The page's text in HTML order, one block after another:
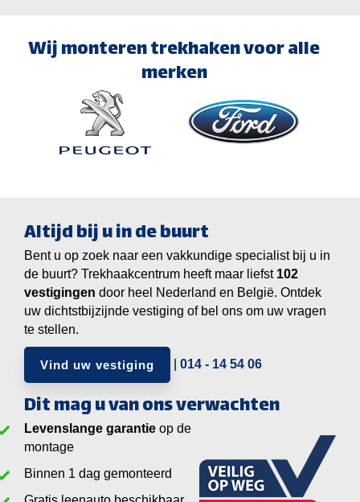
Wij monteren trekhaken voor alle
merken
Altijd bij u in de buurt
Bent u op zoek naar een vakkundige specialist bij u in
de buurt? Trekhaakcentrum heeft maar liefst
vestigingen door heel Nederland en België. Ontdek
uw dichtstbijzijnde vestiging of bel ons om uw vragen
te stellen.
Vind uw vestiging 014 - 14 54 06
Dit mag u van ons verwachten
Levenslange garantie op de
montage
Binnen 1 dag gemonteerd